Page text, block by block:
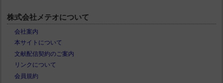
株式会社メテオについて
会社案内
本サイトについて
文献配信契約のご案内
リンクについて
会員規約